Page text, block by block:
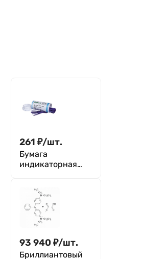
261 ₽/шт.
Бумага
индикаторная
Экрос
93 940 ₽/шт.
Бриллиантовый